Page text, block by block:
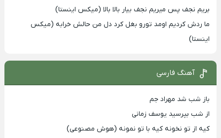
بریم نجف پس میریم نجف بیار بالا بالا (میکس اینستا)
ما ردش کردیم اومد تورو بغل کرد دل من حالش خرابه (میکس
اینستا)
آهنگ فارسی
باز شب شد مهراد جم
از شب بپرسید یوسف زمانی
کیه از تو نخونه کیه با تو نمونه (هوش مصنوعی)